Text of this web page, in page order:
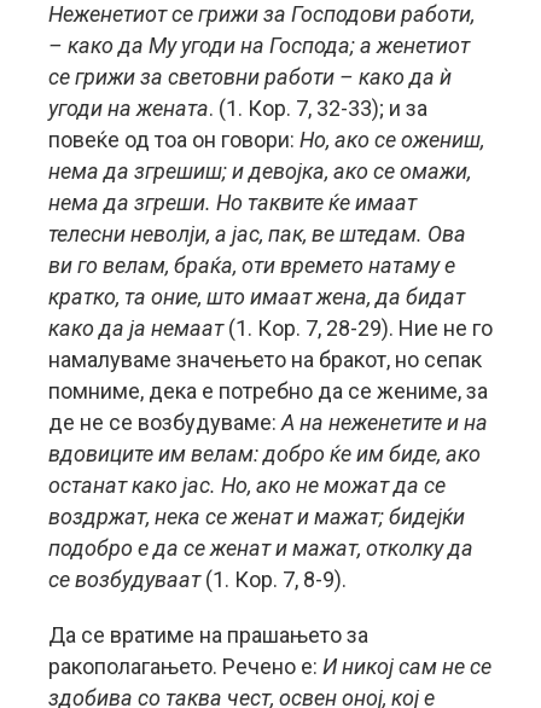
Неженетиот се грижи за Господови работи,
– како да Му угоди на Господа; а женетиот
се грижи за световни работи – како да ѝ
угоди на жената. (1. Кор. 7, 32-33); и за
повеќе од тоа он говори: Но, ако се ожениш,
нема да згрешиш; и девојка, ако се омажи,
нема да згреши. Но таквите ќе имаат
телесни неволји, а јас, пак, ве штедам. Ова
ви го велам, браќа, оти времето натаму е
кратко, та оние, што имаат жена, да бидат
како да ја немаат(1. Кор. 7, 28-29). Ние не го
намалуваме значењето на бракот, но сепак
помниме, дека е потребно да се жениме, за
де не се возбудуваме: А на неженетите и на
вдовиците им велам: добро ќе им биде, ако
останат како јас. Но, ако не можат да се
воздржат, нека се женат и мажат; бидејќи
подобро е да се женат и мажат, отколку да
се возбудуваат(1. Кор. 7, 8-9).
Да се вратиме на прашањето за
ракополагањето. Речено е: И никој сам не се
здобива со таква чест, освен оној, кој е